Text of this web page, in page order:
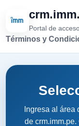
Portal de
Términos y
Ingresa al
de